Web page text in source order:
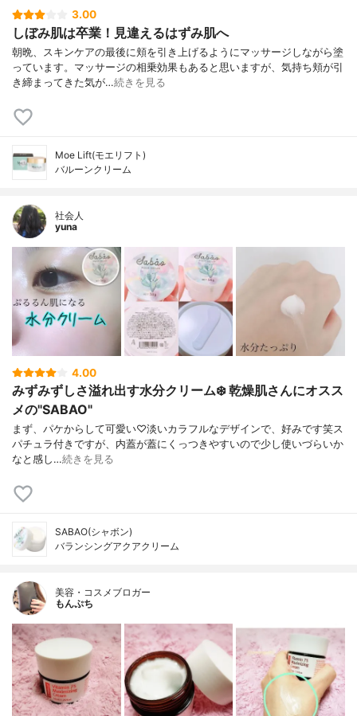
3.00
しぼみ肌は卒業！見違えるはずみ肌へ
朝晩、スキンケアの最後に頬を引き上げるようにマッサージしながら塗
っています。マッサージの相乗効果もあると思いますが、気持ち頬が引
き締まってきた気が…続きを見る
Moe Lift(モエリフト)
バルーンクリーム
社会人
yuna
4.00
みずみずしさ溢れ出す水分クリーム❄️ 乾燥肌さんにオスス
メの"SABAO"
まず、パケからして可愛い♡淡いカラフルなデザインで、好みです笑ス
パチュラ付きですが、内蓋が蓋にくっつきやすいので少し使いづらいか
なと感し…続きを見る
SABAO(シャボン)
バランシングアクアクリーム
美容・コスメブロガー
もんぷち